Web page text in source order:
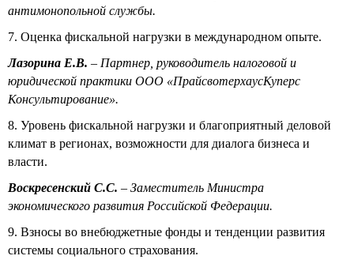
антимонопольной службы.
7. Оценка фискальной нагрузки в международном опыте.
Лазорина Е.В. – Партнер, руководитель налоговой и
юридической практики ООО «ПрайсвотерхаусКуперс
Консультирование».
8. Уровень фискальной нагрузки и благоприятный деловой
климат в регионах, возможности для диалога бизнеса и
власти.
Воскресенский С.С. – Заместитель Министра
экономического развития Российской Федерации.
9. Взносы во внебюджетные фонды и тенденции развития
системы социального страхования.